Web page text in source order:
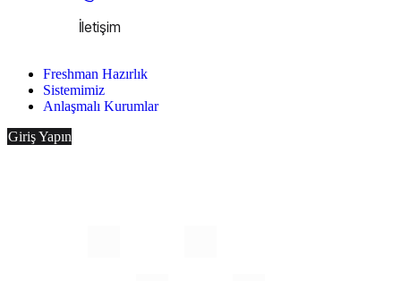
İletişim
Freshman Hazırlık
Sistemimiz
Anlaşmalı Kurumlar
Giriş Yapın